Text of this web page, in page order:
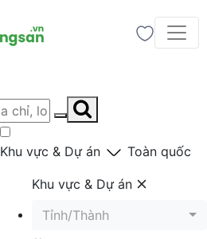
Khu vực & Dự án Toàn quốc
Khu vực & Dự án
Tỉnh/Thành